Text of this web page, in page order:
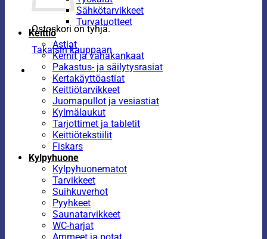
Ostoskori on tyhjä.
Takaisin kauppaan
Sähkötarvikkeet
Turvatuotteet
Keittiö
Astiat
Kernit ja vahakankaat
Pakastus- ja säilytysrasiat
Kertakäyttöastiat
Keittiötarvikkeet
Juomapullot ja vesiastiat
Kylmälaukut
Tarjottimet ja tabletit
Keittiötekstiilit
Fiskars
Kylpyhuone
Kylpyhuonematot
Tarvikkeet
Suihkuverhot
Pyyhkeet
Saunatarvikkeet
WC-harjat